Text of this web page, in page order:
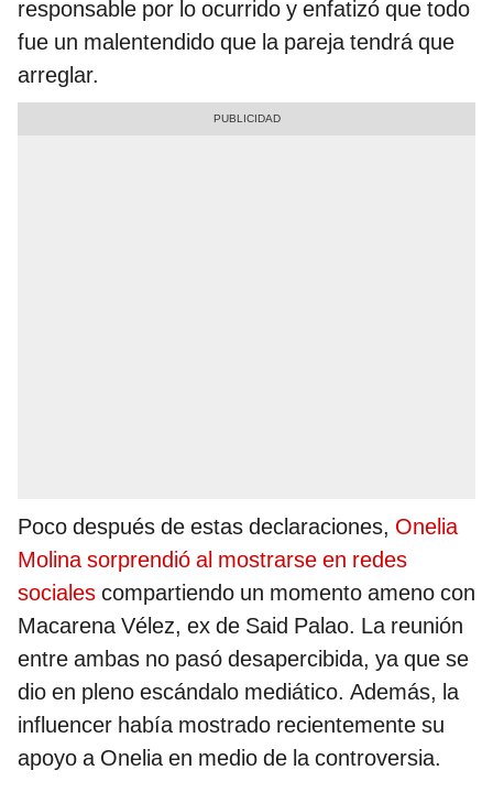
responsable por lo ocurrido y enfatizó que todo
fue un malentendido que la pareja tendrá que
arreglar.
Poco después de estas declaraciones, Onelia
Molina sorprendió al mostrarse en redes
sociales compartiendo un momento ameno con
Macarena Vélez, ex de Said Palao. La reunión
entre ambas no pasó desapercibida, ya que se
dio en pleno escándalo mediático. Además, la
influencer había mostrado recientemente su
apoyo a Onelia en medio de la controversia.